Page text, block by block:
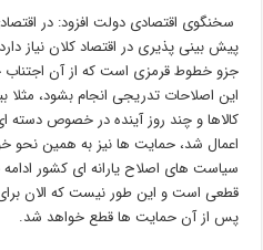
سخنگوی اقتصادی دولت افزود: در
پیش بینی پذیری در اقتصاد کلان نیاز
جزو خطوط قرمزی است که از آن اجتناب
این اصلاحات تدریجی انجام بشود،
کالاها و چند روز آینده در خصوص دسته
اعمال شد، حمایت ها نیز به همین نحو
سیاست های اصلاح یارانه ای کشور
قطعی است و این طور نیست که الان
پس از آن حمایت ها قطع خواهد شد.